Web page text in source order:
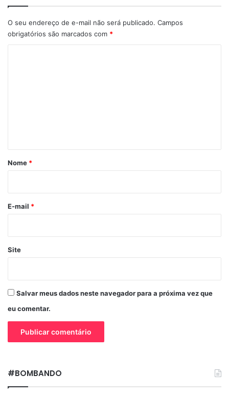
O seu endereço de e-mail não será publicado. Campos
obrigatórios são marcados com *
r
*
Nome *
E-mail *
Site
Salvar meus dados neste navegador para a próxima vez que
eu comentar.
#BOMBANDO